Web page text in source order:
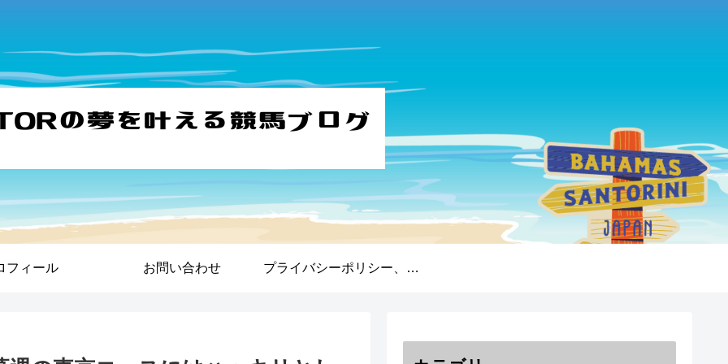
フィール お問い合わせ プライバシーポリシー、免責事項、著作権について